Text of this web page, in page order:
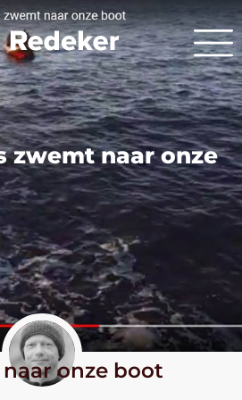
zwemt naar onze
onze boot